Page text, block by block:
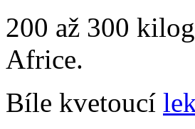
200 až 300
Africe.
Bíle kvetoucí